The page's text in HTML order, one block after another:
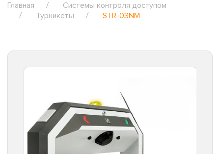
Главная
Системы контроля доступом
Турникеты
STR-03NM